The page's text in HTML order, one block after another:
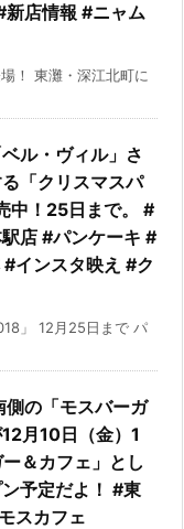
店情報 #ニャム
！ 東灘・深江北町に
ル・ヴィル」さ
「クリスマスパ
中！25日まで。 #
店 #パンケーキ #
インスタ映え #ク
」 12月25日まで パ
の「モスバーガ
月10日（金）1
＆カフェ」とし
予定だよ！ #東
スカフェ